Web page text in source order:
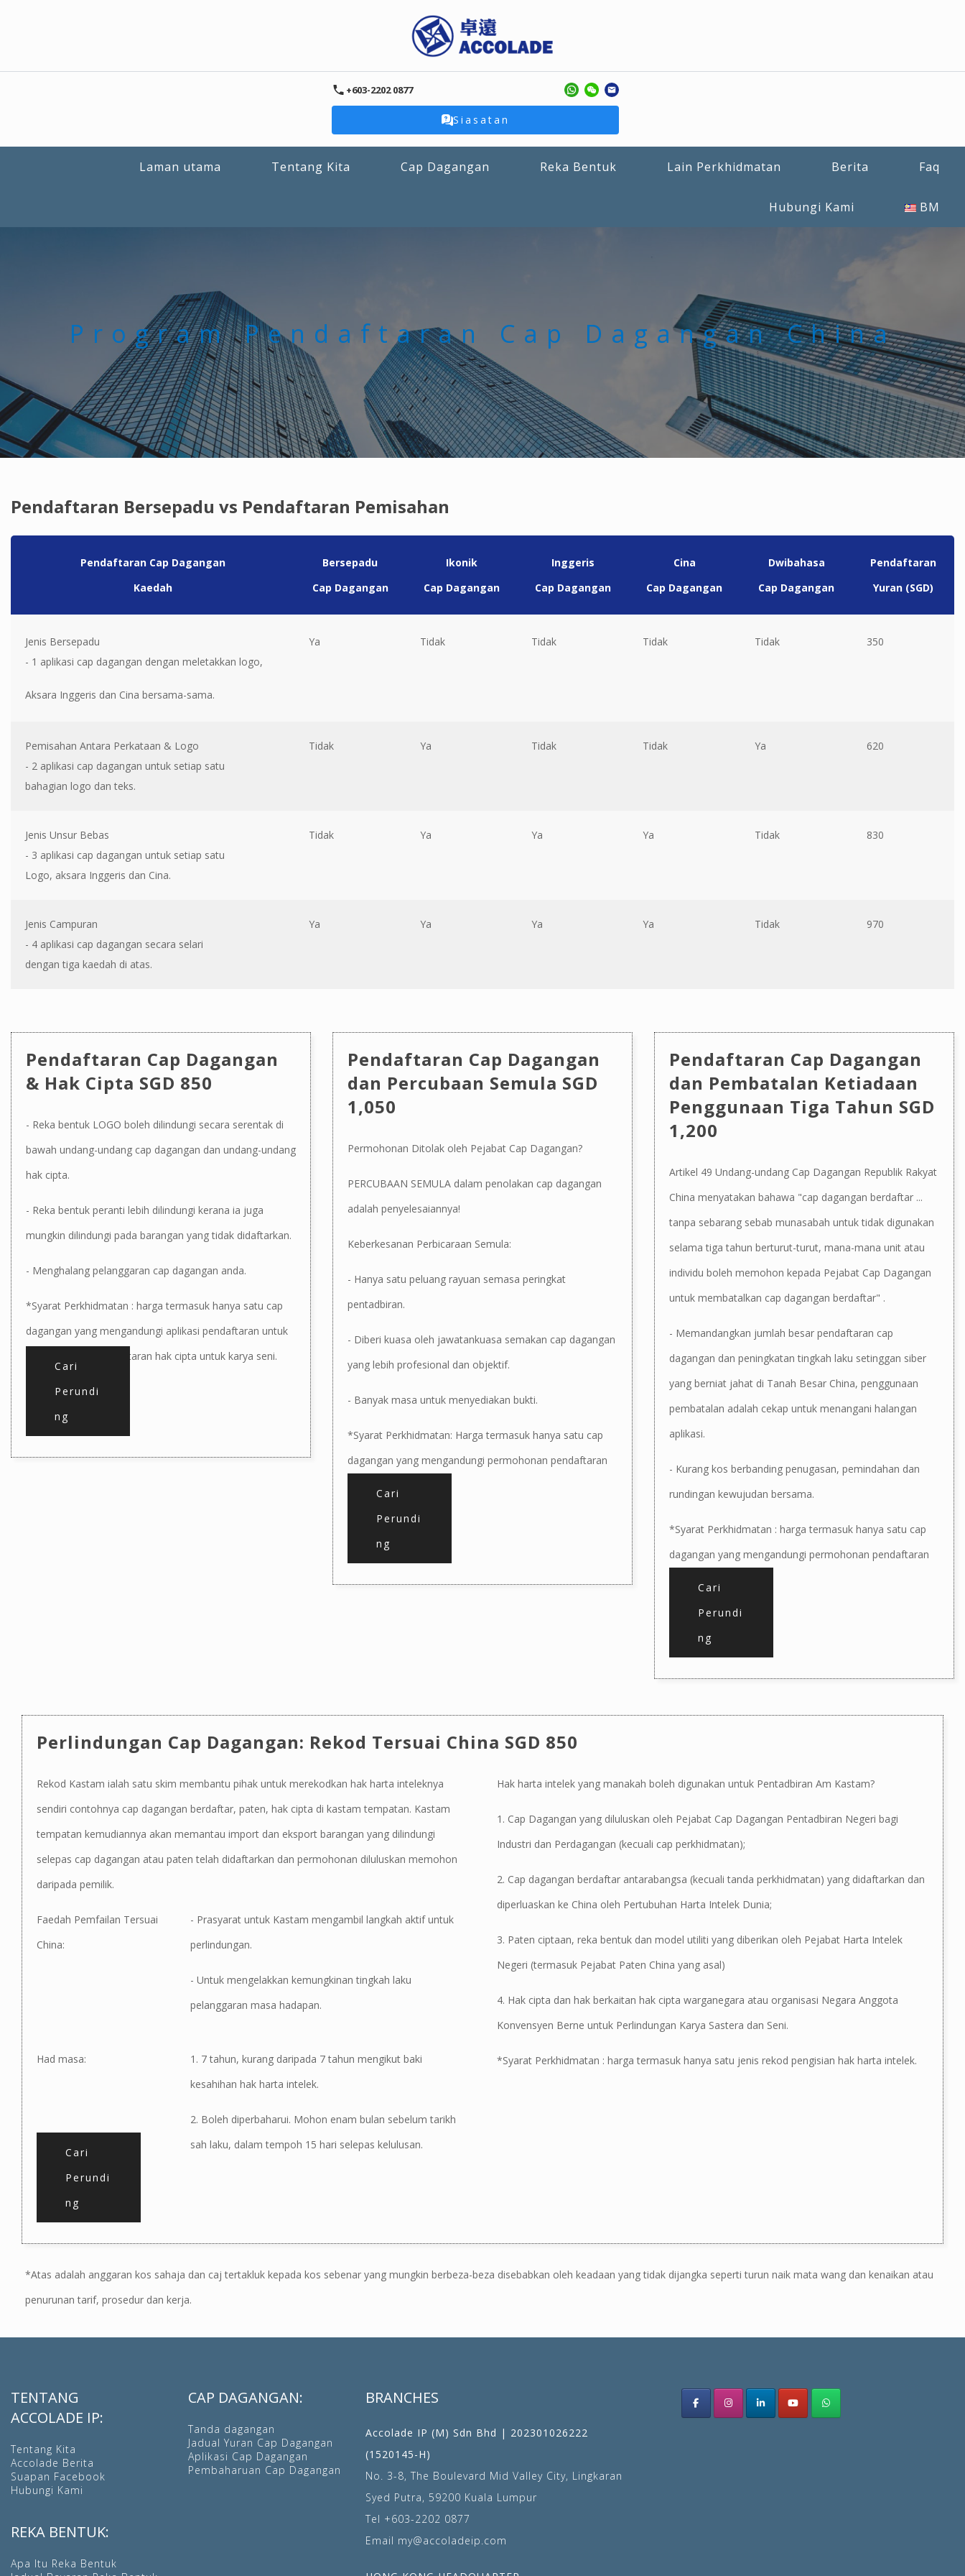
+603-2202 0877
Siasatan
Laman utama Tentang Kita Cap Dagangan Reka Bentuk Lain Perkhidmatan Berita Faq
Hubungi Kami BM
Program Pendaftaran Cap Dagangan China
Pendaftaran Bersepadu vs Pendaftaran Pemisahan
Pendaftaran Cap Dagangan
Kaedah
Bersepadu
Cap Dagangan
Ikonik
Cap Dagangan
Inggeris
Cap Dagangan
Cina
Cap Dagangan
Dwibahasa
Cap Dagangan
Pendaftaran
Yuran (SGD)
Jenis Bersepadu
- 1 aplikasi cap dagangan dengan meletakkan logo,
Aksara Inggeris dan Cina bersama-sama.
Ya Tidak Tidak Tidak Tidak 350
Pemisahan Antara Perkataan & Logo
- 2 aplikasi cap dagangan untuk setiap satu
bahagian logo dan teks.
Tidak Ya Tidak Tidak Ya 620
Jenis Unsur Bebas
- 3 aplikasi cap dagangan untuk setiap satu
Logo, aksara Inggeris dan Cina.
Tidak Ya Ya Ya Tidak 830
Jenis Campuran
- 4 aplikasi cap dagangan secara selari
dengan tiga kaedah di atas.
Ya Ya Ya Ya Tidak 970
Pendaftaran Cap Dagangan
& Hak Cipta SGD 850
- Reka bentuk LOGO boleh dilindungi secara serentak di
bawah undang-undang cap dagangan dan undang-undang
hak cipta.
- Reka bentuk peranti lebih dilindungi kerana ia juga
mungkin dilindungi pada barangan yang tidak didaftarkan.
- Menghalang pelanggaran cap dagangan anda.
*Syarat Perkhidmatan : harga termasuk hanya satu cap
dagangan yang mengandungi aplikasi pendaftaran untuk
satu kelas dan pendaftaran hak cipta untuk karya seni.
Cari
Perundi
ng
Pendaftaran Cap Dagangan
dan Percubaan Semula SGD
1,050
Permohonan Ditolak oleh Pejabat Cap Dagangan?
PERCUBAAN SEMULA dalam penolakan cap dagangan
adalah penyelesaiannya!
Keberkesanan Perbicaraan Semula:
- Hanya satu peluang rayuan semasa peringkat
pentadbiran.
- Diberi kuasa oleh jawatankuasa semakan cap dagangan
yang lebih profesional dan objektif.
- Banyak masa untuk menyediakan bukti.
*Syarat Perkhidmatan: Harga termasuk hanya satu cap
dagangan yang mengandungi permohonan pendaftaran
Cari
Perundi
ng
Pendaftaran Cap Dagangan
dan Pembatalan Ketiadaan
Penggunaan Tiga Tahun SGD
1,200
Artikel 49 Undang-undang Cap Dagangan Republik Rakyat
China menyatakan bahawa "cap dagangan berdaftar ...
tanpa sebarang sebab munasabah untuk tidak digunakan
selama tiga tahun berturut-turut, mana-mana unit atau
individu boleh memohon kepada Pejabat Cap Dagangan
untuk membatalkan cap dagangan berdaftar" .
- Memandangkan jumlah besar pendaftaran cap
dagangan dan peningkatan tingkah laku setinggan siber
yang berniat jahat di Tanah Besar China, penggunaan
pembatalan adalah cekap untuk menangani halangan
aplikasi.
- Kurang kos berbanding penugasan, pemindahan dan
rundingan kewujudan bersama.
*Syarat Perkhidmatan : harga termasuk hanya satu cap
dagangan yang mengandungi permohonan pendaftaran
Cari
Perundi
ng
Perlindungan Cap Dagangan: Rekod Tersuai China SGD 850
Rekod Kastam ialah satu skim membantu pihak untuk merekodkan hak harta inteleknya
sendiri contohnya cap dagangan berdaftar, paten, hak cipta di kastam tempatan. Kastam
tempatan kemudiannya akan memantau import dan eksport barangan yang dilindungi
selepas cap dagangan atau paten telah didaftarkan dan permohonan diluluskan memohon
daripada pemilik.
Faedah Pemfailan Tersuai
China:
- Prasyarat untuk Kastam mengambil langkah aktif untuk
perlindungan.
- Untuk mengelakkan kemungkinan tingkah laku
pelanggaran masa hadapan.
Had masa:
1. 7 tahun, kurang daripada 7 tahun mengikut baki
kesahihan hak harta intelek.
2. Boleh diperbaharui. Mohon enam bulan sebelum tarikh
sah laku, dalam tempoh 15 hari selepas kelulusan.
Hak harta intelek yang manakah boleh digunakan untuk Pentadbiran Am Kastam?
1. Cap Dagangan yang diluluskan oleh Pejabat Cap Dagangan Pentadbiran Negeri bagi
Industri dan Perdagangan (kecuali cap perkhidmatan);
2. Cap dagangan berdaftar antarabangsa (kecuali tanda perkhidmatan) yang didaftarkan dan
diperluaskan ke China oleh Pertubuhan Harta Intelek Dunia;
3. Paten ciptaan, reka bentuk dan model utiliti yang diberikan oleh Pejabat Harta Intelek
Negeri (termasuk Pejabat Paten China yang asal)
4. Hak cipta dan hak berkaitan hak cipta warganegara atau organisasi Negara Anggota
Konvensyen Berne untuk Perlindungan Karya Sastera dan Seni.
*Syarat Perkhidmatan : harga termasuk hanya satu jenis rekod pengisian hak harta intelek.
Cari
Perundi
ng
*Atas adalah anggaran kos sahaja dan caj tertakluk kepada kos sebenar yang mungkin berbeza-beza disebabkan oleh keadaan yang tidak dijangka seperti turun naik mata wang dan kenaikan atau
penurunan tarif, prosedur dan kerja.
TENTANG
ACCOLADE IP:
Tentang Kita
Accolade Berita
Suapan Facebook
Hubungi Kami
REKA BENTUK:
Apa Itu Reka Bentuk
CAP DAGANGAN:
Tanda dagangan
Jadual Yuran Cap Dagangan
Aplikasi Cap Dagangan
Pembaharuan Cap Dagangan
BRANCHES
Accolade IP (M) Sdn Bhd | 202301026222
(1520145-H)
No. 3-8, The Boulevard Mid Valley City, Lingkaran
Syed Putra, 59200 Kuala Lumpur
Tel +603-2202 0877
Email my@accoladeip.com